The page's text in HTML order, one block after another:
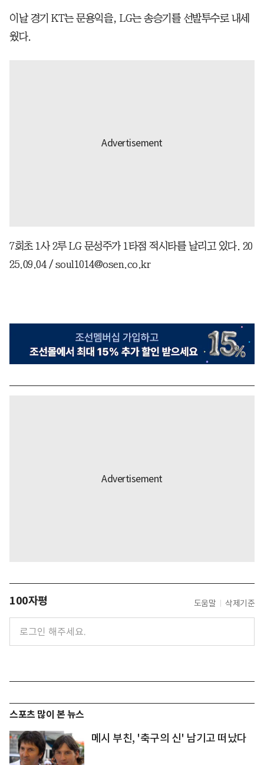
이날 경기 KT는 문용익을, LG는 송승기를 선발투수로 내세
웠다.
7회초 1사 2루 LG 문성주가 1타점 적시타를 날리고 있다. 20
25.09.04 / soul1014@osen.co.kr
100자평 도움말 삭제기준
스포츠 많이 본 뉴스
메시 부친, '축구의 신' 남기고 떠났다